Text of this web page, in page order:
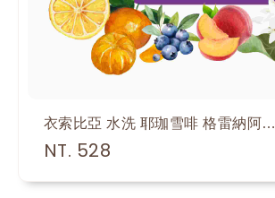
衣索比亞 水洗 耶珈雪啡 格雷納阿巴亞 G1
NT. 528